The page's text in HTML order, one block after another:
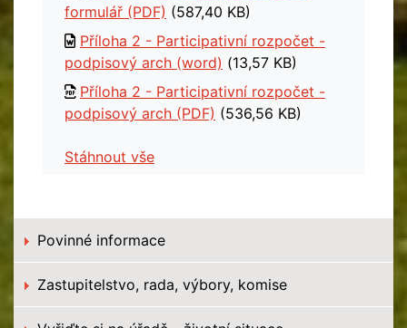
formulář (PDF) (587,40 KB)
Příloha 2 - Participativní rozpočet -
podpisový arch (word) (13,57 KB)
Příloha 2 - Participativní rozpočet -
podpisový arch (PDF) (536,56 KB)
Stáhnout vše
Povinné informace
Zastupitelstvo, rada, výbory, komise